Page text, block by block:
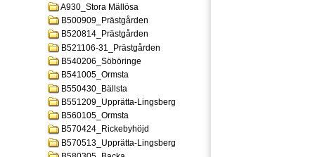
A930_Stora Mällösa
B500909_Prästgården
B520814_Prästgården
B521106-31_Prästgården
B540206_Söböringe
B541005_Ormsta
B550430_Bällsta
B551209_Upprätta-Lingsberg
B560105_Ormsta
B570424_Rickebyhöjd
B570513_Upprätta-Lingsberg